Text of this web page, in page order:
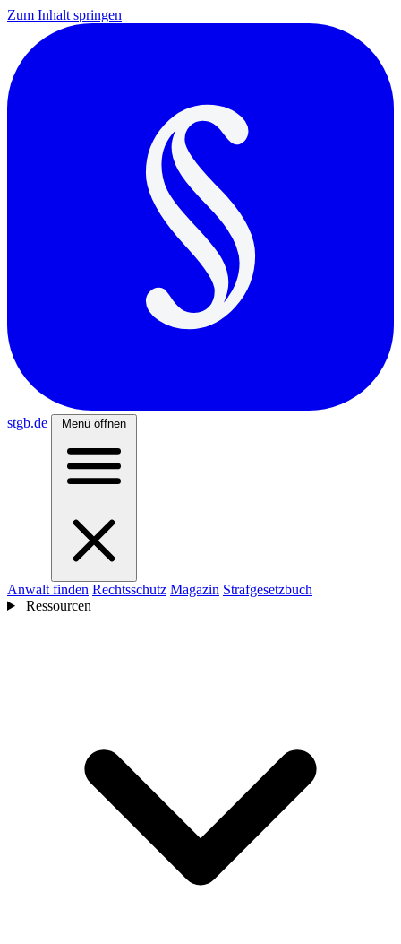
Zum Inhalt springen
stgb.de Menü öffnen
Anwalt finden Rechtsschutz Magazin Strafgesetzbuch
Ressourcen